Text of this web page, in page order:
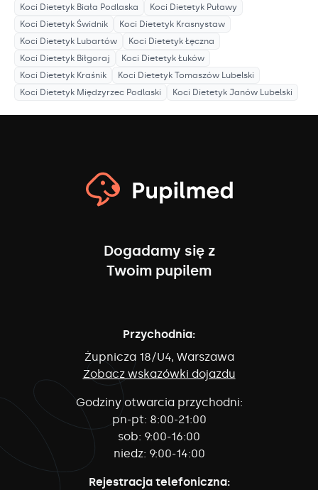
Koci Dietetyk Biała Podlaska Koci Dietetyk Puławy
Koci Dietetyk Świdnik Koci Dietetyk Krasnystaw
Koci Dietetyk Lubartów Koci Dietetyk Łęczna
Koci Dietetyk Biłgoraj Koci Dietetyk Łuków
Koci Dietetyk Kraśnik Koci Dietetyk Tomaszów Lubelski
Koci Dietetyk Międzyrzec Podlaski Koci Dietetyk Janów Lubelski
Dogadamy się z
Twoim pupilem
Przychodnia:
Żupnicza 18/U4, Warszawa
Zobacz wskazówki dojazdu
Godziny otwarcia przychodni:
pn-pt: 8:00-21:00
sob: 9:00-16:00
niedz: 9:00-14:00
Rejestracja telefoniczna: